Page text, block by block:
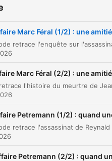
préméditée
00:17:43
La mise en
00:19:58 Le procès de
00:22:57
00:25:02 L'appel et la fin
na poglavlje da biste prešli
delovi
Marc Féral (1/2) : une
Marc Féral (2/2) : une
Petremann (1/2) : quand
Petremann (2/2) : quand